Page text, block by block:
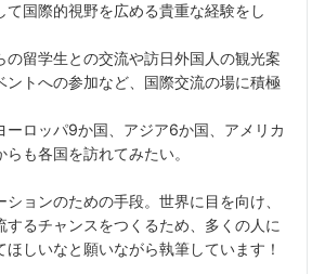
て国際的視野を広める貴重な経験をし
の留学生との交流や訪日外国人の観光案
ントへの参加など、国際交流の場に積極
ーロッパ9か国、アジア6か国、アメリカ
も各国を訪れてみたい。
ョンのための手段。世界に目を向け、
するチャンスをつくるため、多くの人に
しいなと願いながら執筆しています！